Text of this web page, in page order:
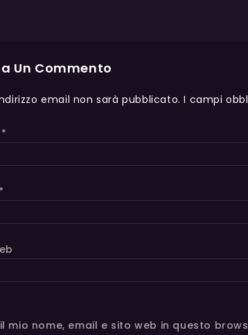
Un Commento
email non sarà pubblicato. I campi
*
*
mio nome, email e sito web in questo